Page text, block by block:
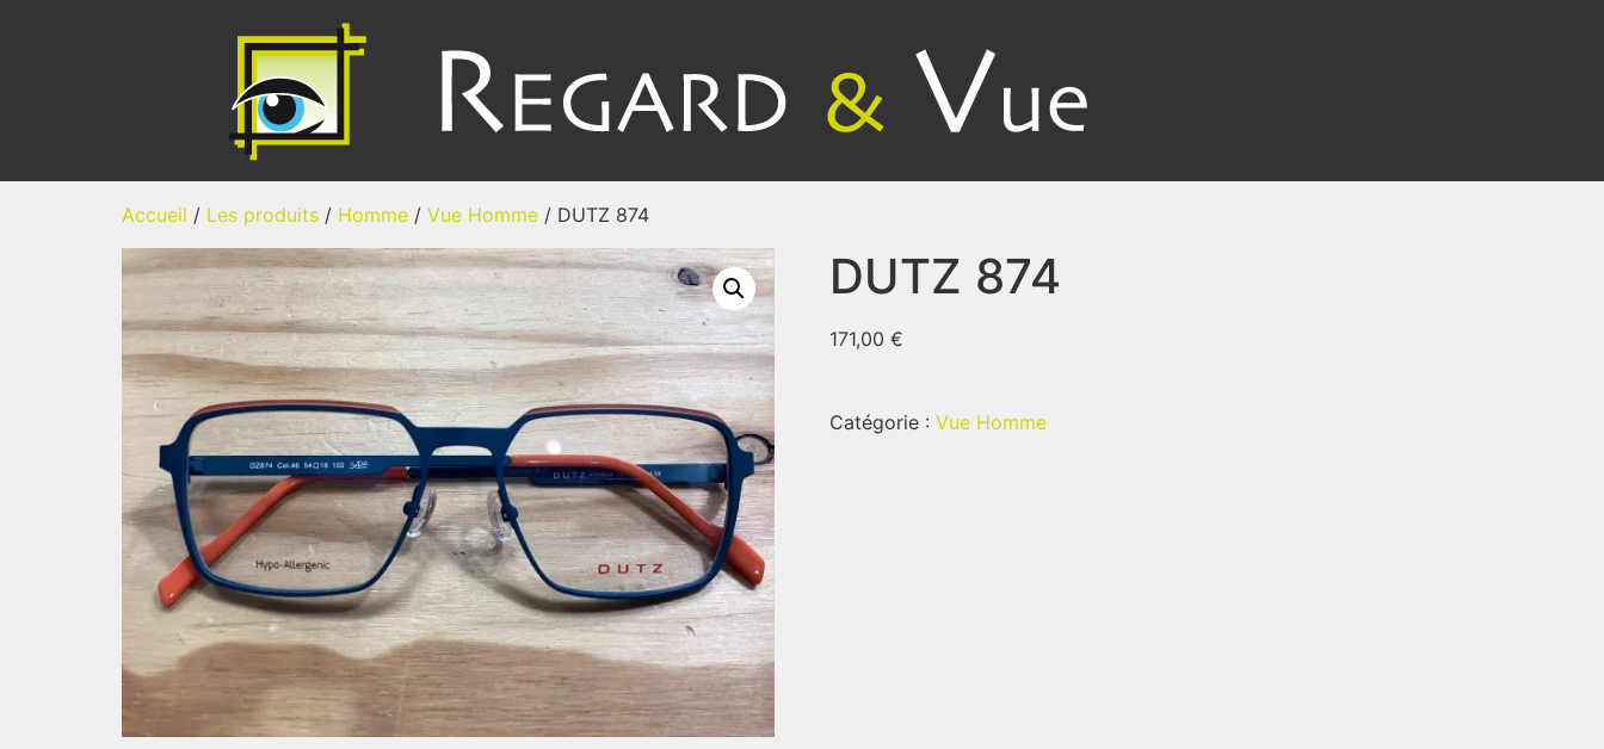
Accueil / Les produits / Homme / Vue Homme / DUTZ 874
DUTZ 874
171,00 €
Catégorie : Vue Homme